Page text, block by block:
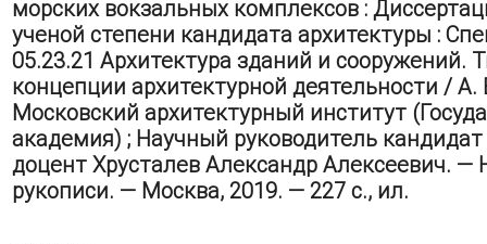
морских вокзальных комплексов :
ученой степени кандидата архитектуры :
05.23.21 Архитектура зданий и сооружений.
концепции архитектурной деятельности / А.
Московский архитектурный институт
академия) ; Научный руководитель кандидат
доцент Хрусталев Александр Алексеевич. —
рукописи. — Москва, 2019. — 227 с., ил.